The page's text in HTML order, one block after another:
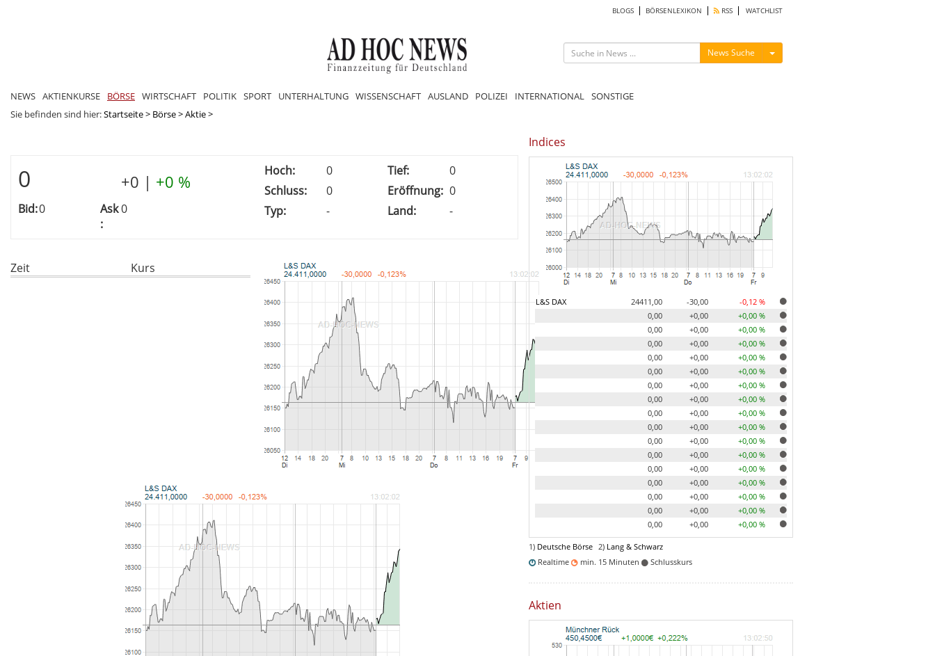
BLOGS BÖRSENLEXIKON RSS WATCHLIST
News Suche Menü ein-/ausblenden
NEWS AKTIENKURSE BÖRSE WIRTSCHAFT POLITIK SPORT UNTERHALTUNG WISSENSCHAFT AUSLAND POLIZEI INTERNATIONAL SONSTIGE
Sie befinden sind hier:Startseite> Börse>Aktie>
0 +0 | +0 %
Bid:0
Ask
:
0
Hoch: 0 Tief:
0
Schluss:
0 Eröffnung: 0
Typ:
- Land: -
Zeit Kurs
Indices
L&S DAX 24411,00 -30,00
-0,12 %
0,00
+0,00
+0,00 %
0,00
+0,00
+0,00 %
0,00
+0,00
+0,00 %
0,00
+0,00
+0,00 %
0,00
+0,00
+0,00 %
0,00
+0,00
+0,00 %
0,00
+0,00
+0,00 %
0,00
+0,00
+0,00 %
0,00
+0,00
+0,00 %
0,00
+0,00
+0,00 %
0,00
+0,00
+0,00 %
0,00
+0,00
+0,00 %
0,00
+0,00
+0,00 %
0,00
+0,00
+0,00 %
0,00
+0,00
+0,00 %
0,00
+0,00 +0,00 %
1) Deutsche Börse 2) Lang & Schwarz
Realtime
min. 15 Minuten Schlusskurs
Aktien